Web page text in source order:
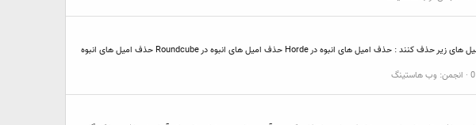
* لطفا توجه داشته باشید این روش باید آخرین روش برای کاربرانی است که نمی توانند ایمیل ها را از طریق یکی از حساب های کاربری وب میل های زیر حذف کنند : حذف امیل های انبوه در Horde حذف امیل های انبوه در Roundcube حذف امیل های انبوه
انجمن: وب هاستینگ